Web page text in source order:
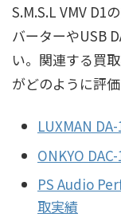
S.M.S.L VMV D1
バーターやUSB
い。関連する買
がどのように評
LUXMAN
ONKYO
PS Audio
取実績